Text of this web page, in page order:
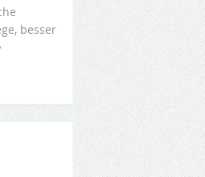
besser